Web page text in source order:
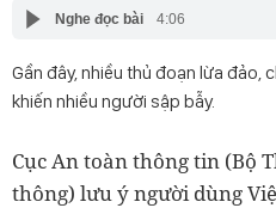
Nghe đọc bài 4:06
Gần đây, nhiều thủ đoạn lừa đảo,
khiến nhiều người sập bẫy.
Cục An toàn thông tin (Bộ
thông) lưu ý người dùng